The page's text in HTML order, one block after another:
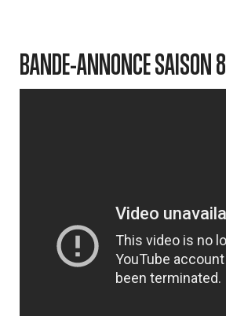
BANDE-ANNONCE SAISON 8